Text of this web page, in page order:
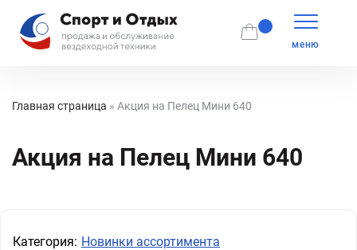
меню
Главная страница » Акция на Пелец Мини 640
Акция на Пелец Мини 640
Категория: Новинки ассортимента